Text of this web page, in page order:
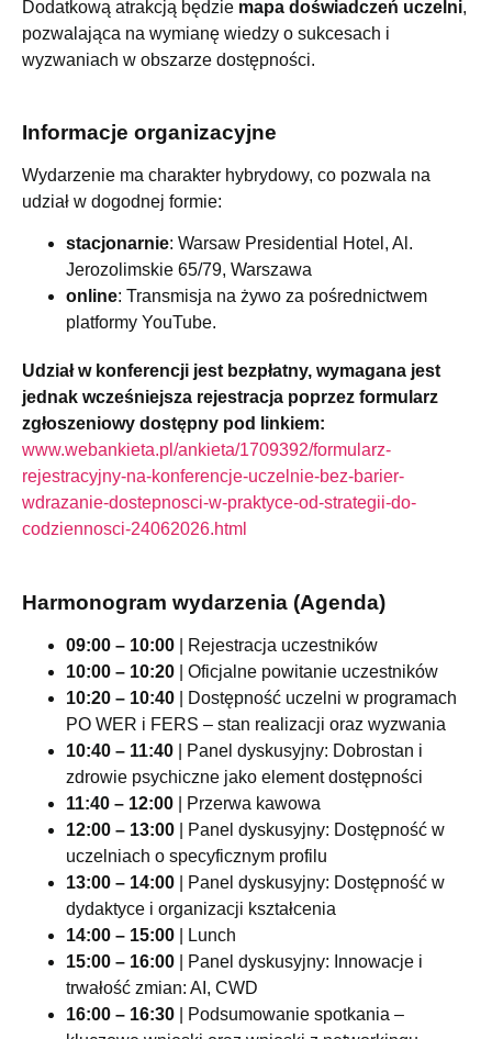
Dodatkową atrakcją będzie mapa doświadczeń uczelni,
pozwalająca na wymianę wiedzy o sukcesach i
wyzwaniach w obszarze dostępności.
Informacje organizacyjne
Wydarzenie ma charakter hybrydowy, co pozwala na
udział w dogodnej formie:
stacjonarnie: Warsaw Presidential Hotel, Al.
Jerozolimskie 65/79, Warszawa
online: Transmisja na żywo za pośrednictwem
platformy YouTube.
Udział w konferencji jest bezpłatny, wymagana jest
jednak wcześniejsza rejestracja poprzez formularz
zgłoszeniowy dostępny pod linkiem:
www.webankieta.pl/ankieta/1709392/formularz-
rejestracyjny-na-konferencje-uczelnie-bez-barier-
wdrazanie-dostepnosci-w-praktyce-od-strategii-do-
codziennosci-24062026.html
Harmonogram wydarzenia (Agenda)
09:00 – 10:00 | Rejestracja uczestników
10:00 – 10:20 | Oficjalne powitanie uczestników
10:20 – 10:40 | Dostępność uczelni w programach
PO WER i FERS – stan realizacji oraz wyzwania
10:40 – 11:40 | Panel dyskusyjny: Dobrostan i
zdrowie psychiczne jako element dostępności
11:40 – 12:00 | Przerwa kawowa
12:00 – 13:00 | Panel dyskusyjny: Dostępność w
uczelniach o specyficznym profilu
13:00 – 14:00 | Panel dyskusyjny: Dostępność w
dydaktyce i organizacji kształcenia
14:00 – 15:00 | Lunch
15:00 – 16:00 | Panel dyskusyjny: Innowacje i
trwałość zmian: AI, CWD
16:00 – 16:30 | Podsumowanie spotkania –